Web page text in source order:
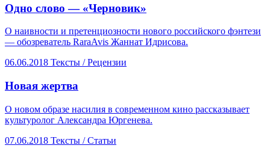
​Одно слово — «Черновик»
О наивности и претенциозности нового российского фэнтези
— обозреватель RaraAvis Жаннат Идрисова.
06.06.2018 Тексты /Рецензии
​Новая жертва
О новом образе насилия в современном кино рассказывает
культуролог Александра Юргенева.
07.06.2018 Тексты /Статьи